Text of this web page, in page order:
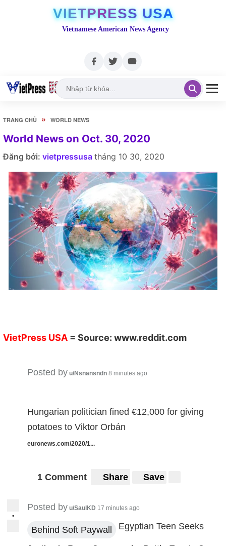
VIETPRESS USA
Vietnamese American News Agency
TRANG CHỦ » WORLD NEWS
World News on Oct. 30, 2020
Đăng bởi: vietpressusa tháng 10 30, 2020
VietPress USA = Source: www.reddit.com
Posted by u/Nsnansndn 8 minutes ago
Hungarian politician fined €12,000 for giving
potatoes to Viktor Orbán
euronews.com/2020/1...
1 Comment Share Save
•
Posted by u/SaulKD 17 minutes ago
Behind Soft Paywall Egyptian Teen Seeks